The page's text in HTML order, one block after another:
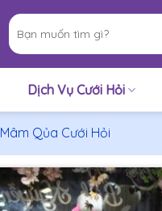
Tìm
kiếm:
Dịch Vụ Cưới Hỏi
Mâm Qủa Cưới Hỏi